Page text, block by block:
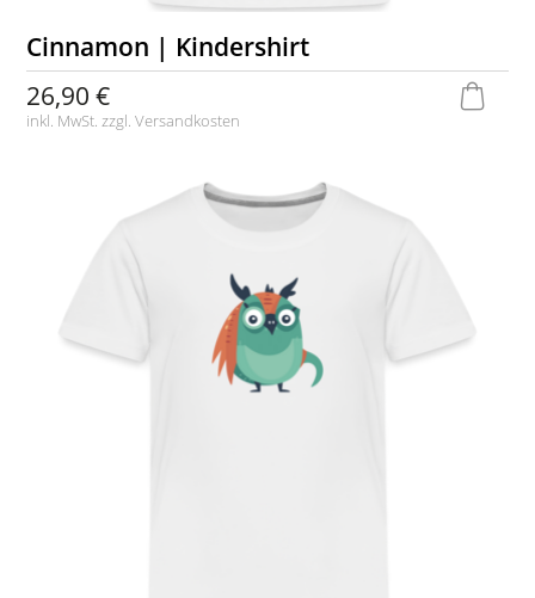
Cinnamon | Kindershirt
26,90 €
inkl. MwSt. zzgl.Versandkosten